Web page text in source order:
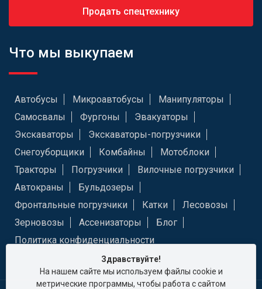
Продать спецтехнику
Что мы выкупаем
Автобусы Микроавтобусы
Манипуляторы
Самосвалы
Фургоны
Эвакуаторы
Экскаваторы
Экскаваторы-погрузчики
Снегоуборщики
Комбайны
Мотоблоки
Тракторы
Погрузчики
Вилочные погрузчики
Автокраны
Бульдозеры
Фронтальные погрузчики
Катки
Лесовозы
Зерновозы
Ассенизаторы
Блог
Политика конфиденциальности
Здравствуйте!
На нашем сайте мы используем файлы cookie и
метрические программы, чтобы работа с сайтом